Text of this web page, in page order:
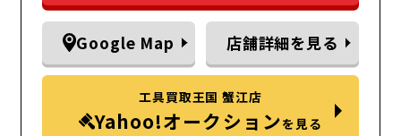
Google Map 店舗詳細を見る
工具買取王国 蟹江店
Yahoo!オークションを見る